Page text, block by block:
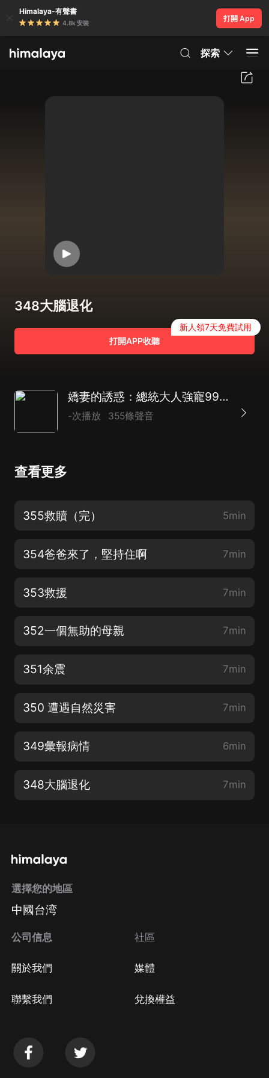
Himalaya-有聲書
4.8k 安裝
打開 App
探索
348大腦退化
打開APP收聽
新人領7天免費試用
嬌妻的誘惑：總統大人強寵99次|AI多播
-次播放 355條聲音
查看更多
355救贖（完） 5min
354爸爸來了，堅持住啊 7min
353救援 7min
352一個無助的母親 7min
351余震 7min
350 遭遇自然災害 7min
349彙報病情 6min
348大腦退化 7min
選擇您的地區
中國台湾
公司信息
關於我們
聯繫我們
社區
媒體
兌換權益